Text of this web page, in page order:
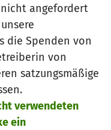
angefordert
die Spenden von
von
satzungsmäßige
verwendeten
ein